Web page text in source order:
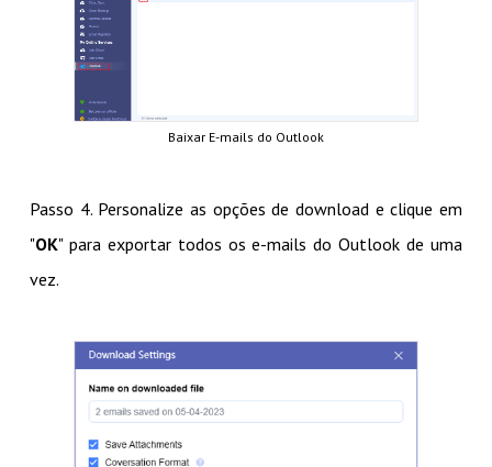
Baixar E-mails do Outlook
Passo 4. Personalize as opções de download e clique em
"OK" para exportar todos os e-mails do Outlook de uma
vez.